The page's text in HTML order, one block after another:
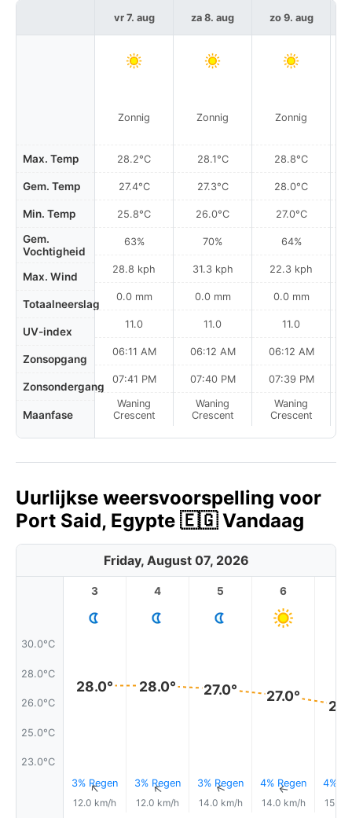
Max. Temp
Gem. Temp
Min. Temp
Gem.
Vochtigheid
Max. Wind
Totaalneerslag
UV-index
Zonsopgang
Zonsondergang
Maanfase
vr 7. aug
Zonnig
28.2°C
27.4°C
25.8°C
63%
28.8 kph
0.0 mm
11.0
06:11 AM
07:41 PM
Waning
Crescent
za 8. aug
Zonnig
28.1°C
27.3°C
26.0°C
70%
31.3 kph
0.0 mm
11.0
06:12 AM
07:40 PM
Waning
Crescent
zo 9. aug
Zonnig
28.8°C
28.0°C
27.0°C
64%
22.3 kph
0.0 mm
11.0
06:12 AM
07:39 PM
Waning
Crescent
Uurlijkse weersvoorspelling voor
Port Said, Egypte 🇪🇬 Vandaag
Friday, August 07, 2026
30.0°C
28.0°C
26.0°C
25.0°C
23.0°C
3
28.0°
3% Regen
↑
12.0 km/h
4
28.0°
3% Regen
↑
12.0 km/h
5
27.0°
3% Regen
↑
14.0 km/h
6
27.0°
4% Regen
↑
14.0 km/h
4%
15.0